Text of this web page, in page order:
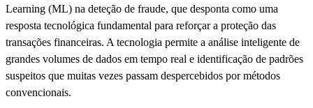
Learning (ML) na deteção de fraude, que desponta como uma
resposta tecnológica fundamental para reforçar a proteção das
transações financeiras. A tecnologia permite a análise inteligente de
grandes volumes de dados em tempo real e identificação de padrões
suspeitos que muitas vezes passam despercebidos por métodos
convencionais.